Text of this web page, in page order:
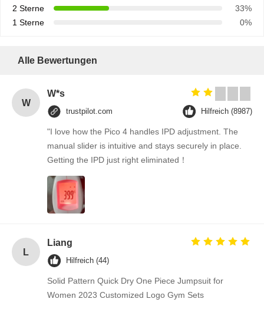
2 Sterne
33%
1 Sterne
0%
Alle Bewertungen
W
W*s
trustpilot.com Hilfreich (8987)
"I love how the Pico 4 handles IPD adjustment. The
manual slider is intuitive and stays securely in place.
Getting the IPD just right eliminated！
L
Liang
Hilfreich (44)
Solid Pattern Quick Dry One Piece Jumpsuit for
Women 2023 Customized Logo Gym Sets